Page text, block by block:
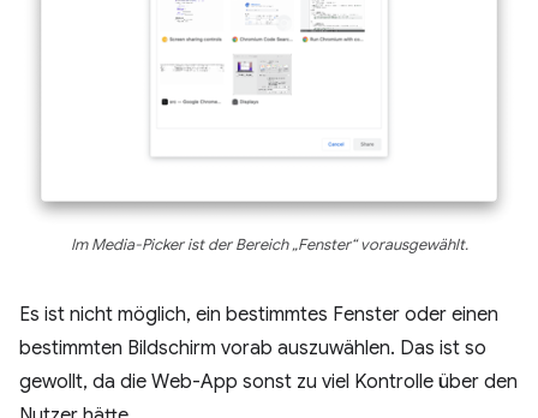
Im Media-Picker ist der Bereich „Fenster“ vorausgewählt.
Es ist nicht möglich, ein bestimmtes Fenster oder einen
bestimmten Bildschirm vorab auszuwählen. Das ist so
gewollt, da die Web-App sonst zu viel Kontrolle über den